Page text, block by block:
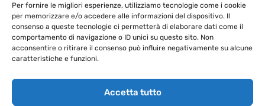
Per fornire le migliori esperienze, utilizziamo tecnologie come i cookie
per memorizzare e/o accedere alle informazioni del dispositivo. Il
consenso a queste tecnologie ci permetterà di elaborare dati come il
comportamento di navigazione o ID unici su questo sito. Non
acconsentire o ritirare il consenso può influire negativamente su alcune
caratteristiche e funzioni.
Accetta tutto
Cookie Policy|
Powered by
G.S.V. Digital Solution